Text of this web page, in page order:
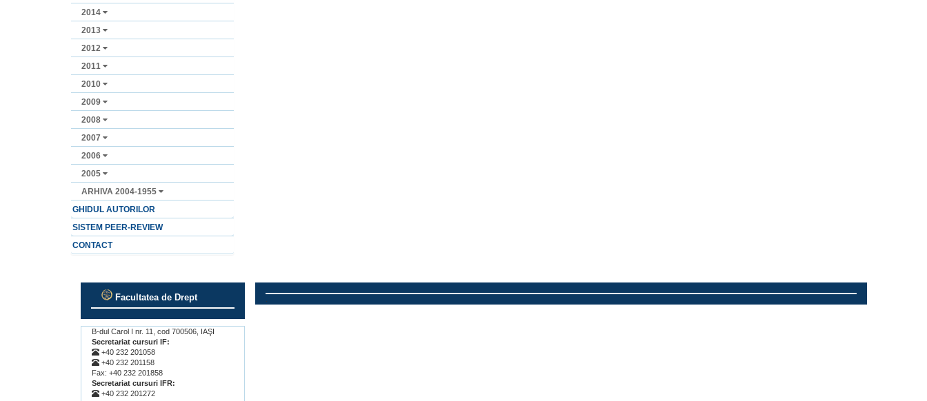
2014
2013
2012
2011
2010
2009
2008
2007
2006
2005
ARHIVA 2004-1955
GHIDUL AUTORILOR
SISTEM PEER-REVIEW
CONTACT
Facultatea de Drept
B-dul Carol I nr. 11, cod 700506, IAŞI
Secretariat cursuri IF:
+40 232 201058
+40 232 201158
Fax: +40 232 201858
Secretariat cursuri IFR:
+40 232 201272